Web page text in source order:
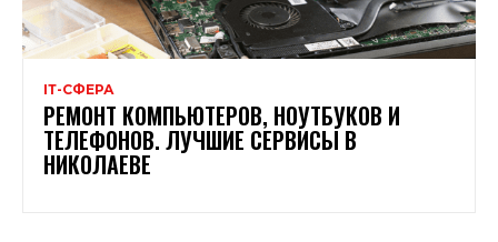
ІТ-СФЕРА
РЕМОНТ КОМПЬЮТЕРОВ, НОУТБУКОВ И
ТЕЛЕФОНОВ. ЛУЧШИЕ СЕРВИСЫ В
НИКОЛАЕВЕ